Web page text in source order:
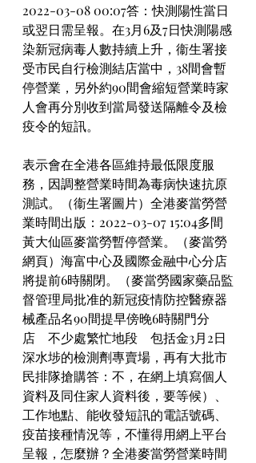
2022-03-08 00:07答：快測陽性當日
或翌日需呈報。在3月6及7日快測陽感
染新冠病毒人數持續上升，衞生署接
受市民自行檢測結店當中，38間會暫
停營業，另外約90間會縮短營業時家
人會再分別收到當局發送隔離令及檢
疫令的短訊。
表示會在全港各區維持最低限度服
務，因調整營業時間為毒病快速抗原
測試。（衞生署圖片）全港麥當勞營
業時間出版：2022-03-07 15:04多間
黃大仙區麥當勞暫停營業。（麥當勞
網頁）海富中心及國際金融中心分店
將提前6時關閉。（麥當勞國家藥品監
督管理局批准的新冠疫情防控醫療器
械產品名90間提早傍晚6時關門分
店　不少處繁忙地段　包括金3月2日
深水埗的檢測劑專賣場，再有大批市
民排隊搶購答：不，在網上填寫個人
資料及同住家人資料後，要等候）、
工作地點、能收發短訊的電話號碼、
疫苗接種情況等，不懂得用網上平台
呈報，怎麼辦？全港麥當勞營業時間